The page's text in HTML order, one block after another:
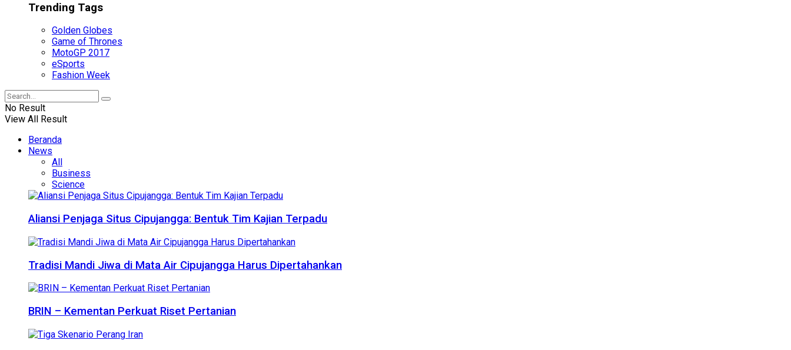
Trending Tags
Golden Globes
Game of Thrones
MotoGP 2017
eSports
Fashion Week
No Result
View All Result
Beranda
News
All
Business
Science
Aliansi Penjaga Situs Cipujangga: Bentuk Tim Kajian Terpadu
Tradisi Mandi Jiwa di Mata Air Cipujangga Harus Dipertahankan
BRIN – Kementan Perkuat Riset Pertanian